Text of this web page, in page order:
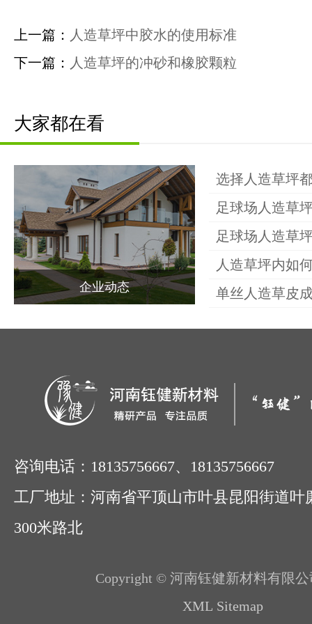
钰健首页
产品中心
场地案例
新闻动态
上一篇： 人造草坪中胶水的使用标准
下一篇： 人造草坪的冲砂和橡胶颗粒
大家都在看
企业动态
选择人造草坪
足球场人造草
足球场人造草
人造草坪内如
单丝人造草皮
咨询电话：18135756667、18135756667
工厂地址：河南省平顶山市叶县昆阳街道叶
300米路北
Copyright © 河南钰健新材料有限公
XML Sitemap